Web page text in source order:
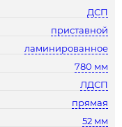
ДСП
приставной
ламинированное
780 мм
ЛДСП
прямая
52 мм